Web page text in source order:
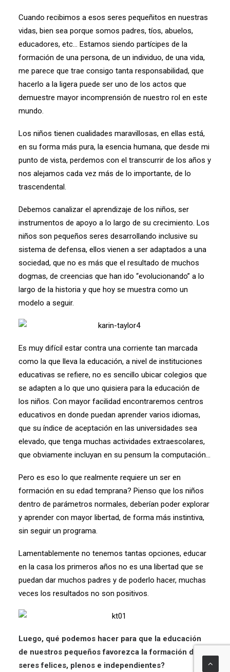
Cuando recibimos a esos seres pequeñitos en nuestras
vidas, bien sea porque somos padres, tíos, abuelos,
educadores, etc… Estamos siendo partícipes de la
formación de una persona, de un individuo, de una vida,
me parece que trae consigo tanta responsabilidad, que
hacerlo a la ligera puede ser uno de los actos que
demuestre mayor incomprensión de nuestro rol en este
mundo.
Los niños tienen cualidades maravillosas, en ellas está,
en su forma más pura, la esencia humana, que desde mi
punto de vista, perdemos con el transcurrir de los años y
nos alejamos cada vez más de lo importante, de lo
trascendental.
Debemos canalizar el aprendizaje de los niños, ser
instrumentos de apoyo a lo largo de su crecimiento. Los
niños son pequeños seres desarrollando inclusive su
sistema de defensa, ellos vienen a ser adaptados a una
sociedad, que no es más que el resultado de muchos
dogmas, de creencias que han ido “evolucionando” a lo
largo de la historia y que hoy se muestra como un
modelo a seguir.
Es muy difícil estar contra una corriente tan marcada
como la que lleva la educación, a nivel de instituciones
educativas se refiere, no es sencillo ubicar colegios que
se adapten a lo que uno quisiera para la educación de
los niños. Con mayor facilidad encontraremos centros
educativos en donde puedan aprender varios idiomas,
que su índice de aceptación en las universidades sea
elevado, que tenga muchas actividades extraescolares,
que obviamente incluyan en su pensum la computación…
Pero es eso lo que realmente requiere un ser en
formación en su edad temprana? Pienso que los niños
dentro de parámetros normales, deberían poder explorar
y aprender con mayor libertad, de forma más instintiva,
sin seguir un programa.
Lamentablemente no tenemos tantas opciones, educar
en la casa los primeros años no es una libertad que se
puedan dar muchos padres y de poderlo hacer, muchas
veces los resultados no son positivos.
Luego, qué podemos hacer para que la educación
de nuestros pequeños favorezca la formación de
seres felices, plenos e independientes?